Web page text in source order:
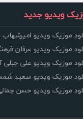
ویدیو جدید
موزیک ویدیو
موزیک ویدیو عرفان
موزیک ویدیو علی جبلی
موزیک ویدیو سعید
موزیک ویدیو حسن